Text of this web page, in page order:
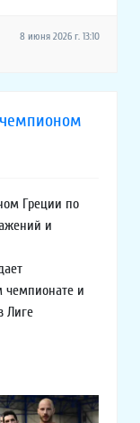
8 июня 2026 г. 13:10
Греции по
и
чемпионате и
Лиге